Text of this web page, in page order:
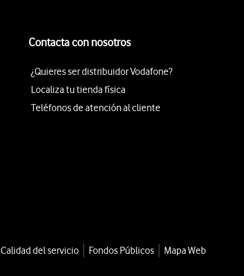
Contacta con nosotros
¿Quieres ser distribuidor Vodafone?
Localiza tu tienda física
Teléfonos de atención al cliente
Calidad del servicio Fondos Públicos
Mapa Web